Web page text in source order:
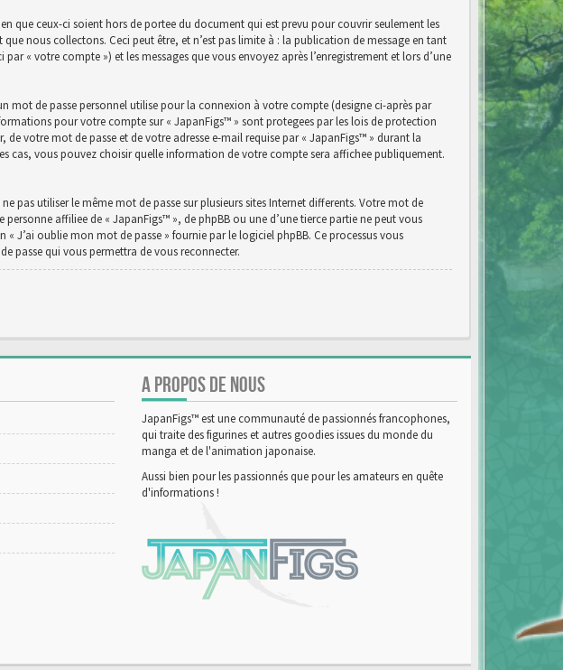
que ceux-ci soient hors de portee du document qui est prevu pour couvrir seulement les
nous collectons. Ceci peut être, et n’est pas limite à : la publication de message en tant
« votre compte ») et les messages que vous envoyez après l’enregistrement et lors d’une
de passe personnel utilise pour la connexion à votre compte (designe ci-après par
pour votre compte sur « JapanFigs™ » sont protegees par les lois de protection
votre mot de passe et de votre adresse e-mail requise par « JapanFigs™ » durant la
cas, vous pouvez choisir quelle information de votre compte sera affichee publiquement.
pas utiliser le même mot de passe sur plusieurs sites Internet differents. Votre mot de
affiliee de « JapanFigs™ », de phpBB ou une d’une tierce partie ne peut vous
J’ai oublie mon mot de passe » fournie par le logiciel phpBB. Ce processus vous
passe qui vous permettra de vous reconnecter.
A PROPOS DE NOUS
JapanFigs™ est une communauté de passionnés francophones,
qui traite des figurines et autres goodies issues du monde du
manga et de l'animation japonaise.
Aussi bien pour les passionnés que pour les amateurs en quête
d'informations !